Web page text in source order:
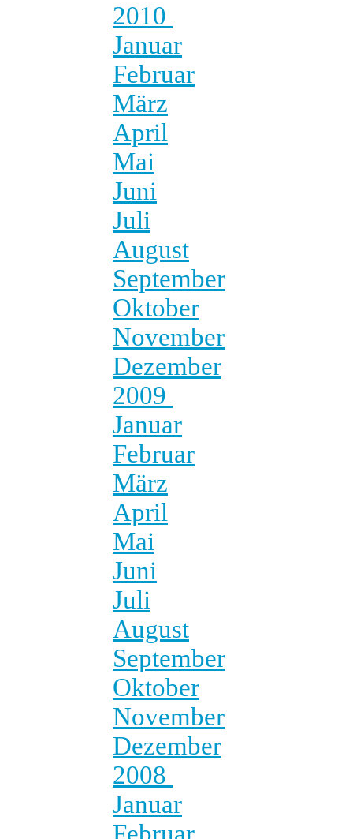
2010
Januar
Februar
März
April
Mai
Juni
Juli
August
September
Oktober
November
Dezember
2009
Januar
Februar
März
April
Mai
Juni
Juli
August
September
Oktober
November
Dezember
2008
Januar